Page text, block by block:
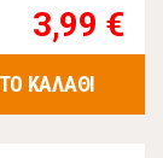
3,99 €
ΚΑΛΑΘΙ